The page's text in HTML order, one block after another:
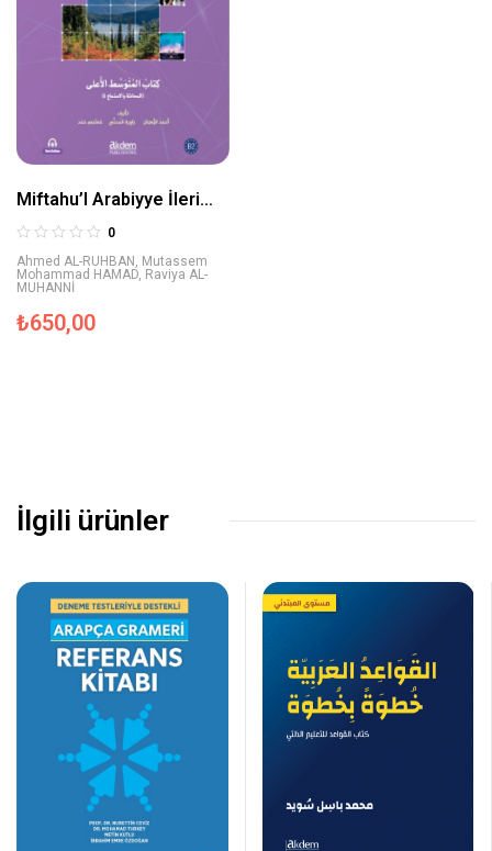
Miftahu’l Arabiyye İleri
Orta Seviye (Konuşma ve
Dinleme)
0
Ahmed AL-RUHBAN , Mutassem
Mohammad HAMAD, Raviya AL-
MUHANNİ
₺650,00
İlgili ürünler